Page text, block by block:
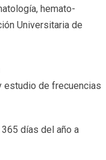
hemato-
Universitaria de
estudio de frecuencias
días del año a